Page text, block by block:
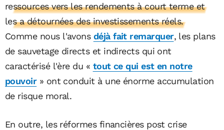
ressources vers les rendements à court terme et
les a détournées des investissements réels.
Comme nous l'avons déjà fait remarquer, les plans
de sauvetage directs et indirects qui ont
caractérisé l'ère du « tout ce qui est en notre
pouvoir» ont conduit à une énorme accumulation
de risque moral.
En outre, les réformes financières post crise